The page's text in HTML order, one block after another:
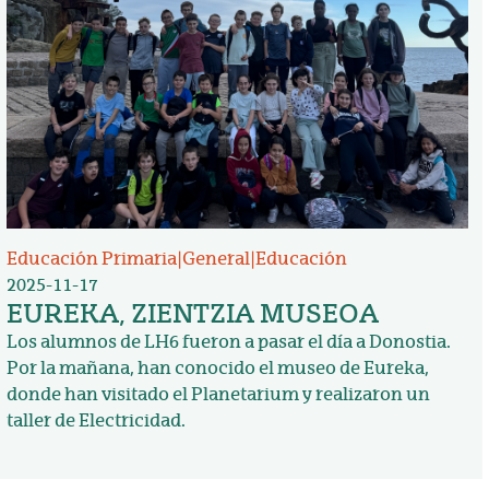
Educación Primaria|General|Educación
2025-11-17
EUREKA, ZIENTZIA MUSEOA
Los alumnos de LH6 fueron a pasar el día a Donostia.
Por la mañana, han conocido el museo de Eureka,
donde han visitado el Planetarium y realizaron un
taller de Electricidad.